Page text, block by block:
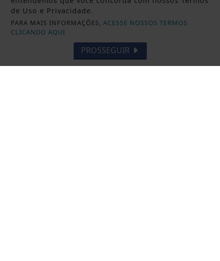
Arraiá do Improviso acontece nesta
sexta-feira (07) em Sagrada Família
Saiba Mais
de Uso e Privacidade.
PARA MAIS INFORMAÇÕES,ACESSE NOSSOS TERMOS
CLICANDO AQUI
PROSSEGUIR